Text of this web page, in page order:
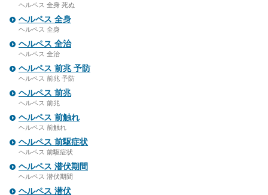
ヘルペス 全身 死ぬ
ヘルペス 全身
ヘルペス 全身
ヘルペス 全治
ヘルペス 全治
ヘルペス 前兆 予防
ヘルペス 前兆 予防
ヘルペス 前兆
ヘルペス 前兆
ヘルペス 前触れ
ヘルペス 前触れ
ヘルペス 前駆症状
ヘルペス 前駆症状
ヘルペス 潜伏期間
ヘルペス 潜伏期間
ヘルペス 潜伏